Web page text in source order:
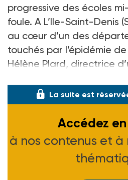
progressive des écoles
foule. A L’Ile-Saint-Denis
au cœur d’un des
touchés par l’épidémie
Hélène Plard, directrice
La suite est
Accédez
à nos contenus et à